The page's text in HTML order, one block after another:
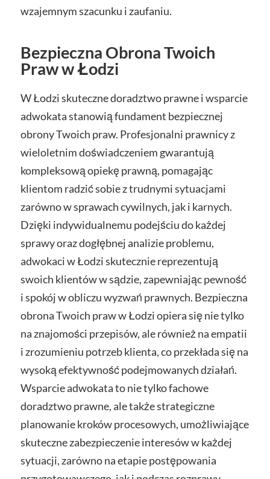
wzajemnym szacunku i zaufaniu.
Bezpieczna Obrona Twoich
Praw w Łodzi
W Łodzi skuteczne doradztwo prawne i wsparcie
adwokata stanowią fundament bezpiecznej
obrony Twoich praw. Profesjonalni prawnicy z
wieloletnim doświadczeniem gwarantują
kompleksową opiekę prawną, pomagając
klientom radzić sobie z trudnymi sytuacjami
zarówno w sprawach cywilnych, jak i karnych.
Dzięki indywidualnemu podejściu do każdej
sprawy oraz dogłębnej analizie problemu,
adwokaci w Łodzi skutecznie reprezentują
swoich klientów w sądzie, zapewniając pewność
i spokój w obliczu wyzwań prawnych. Bezpieczna
obrona Twoich praw w Łodzi opiera się nie tylko
na znajomości przepisów, ale również na empatii
i zrozumieniu potrzeb klienta, co przekłada się na
wysoką efektywność podejmowanych działań.
Wsparcie adwokata to nie tylko fachowe
doradztwo prawne, ale także strategiczne
planowanie kroków procesowych, umożliwiające
skuteczne zabezpieczenie interesów w każdej
sytuacji, zarówno na etapie postępowania